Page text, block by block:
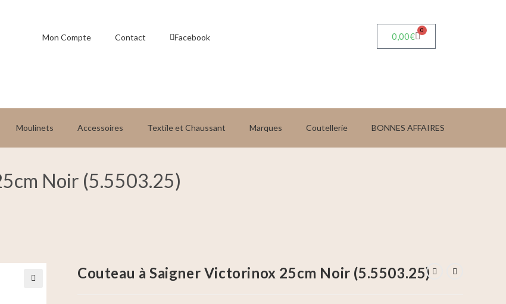
Mon Compte Contact Facebook 0,00€
0
Moulinets Accessoires Textile et Chaussant Marques Coutellerie BONNES AFFAIRES
Noir (5.5503.25)
Couteau à Saigner Victorinox 25cm Noir (5.5503.25)